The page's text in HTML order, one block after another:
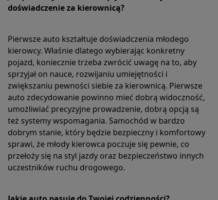
doświadczenie za kierownicą?
Pierwsze auto kształtuje doświadczenia młodego
kierowcy. Właśnie dlatego wybierając konkretny
pojazd, koniecznie trzeba zwrócić uwagę na to, aby
sprzyjał on nauce, rozwijaniu umiejętności i
zwiększaniu pewności siebie za kierownicą. Pierwsze
auto zdecydowanie powinno mieć dobrą widoczność,
umożliwiać precyzyjne prowadzenie, dobrą opcją są
też systemy wspomagania. Samochód w bardzo
dobrym stanie, który będzie bezpieczny i komfortowy
sprawi, że młody kierowca poczuje się pewnie, co
przełoży się na styl jazdy oraz bezpieczeństwo innych
uczestników ruchu drogowego.